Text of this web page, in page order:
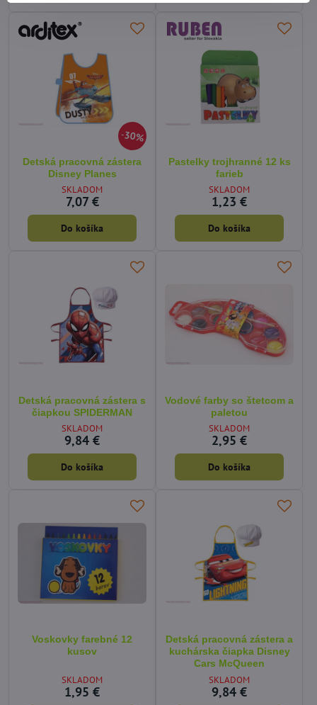
30%
Detská pracovná zástera
Disney Planes
SKLADOM
7,07 €
Do košíka
Pastelky trojhranné 12 ks
farieb
SKLADOM
1,23 €
Do košíka
Detská pracovná zástera s
čiapkou SPIDERMAN
SKLADOM
9,84 €
Do košíka
Vodové farby so štetcom a
paletou
SKLADOM
2,95 €
Do košíka
Voskovky farebné 12
kusov
SKLADOM
1,95 €
Detská pracovná zástera a
kuchárska čiapka Disney
Cars McQueen
SKLADOM
9,84 €